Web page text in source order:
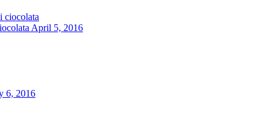
April 5, 2016
6, 2016